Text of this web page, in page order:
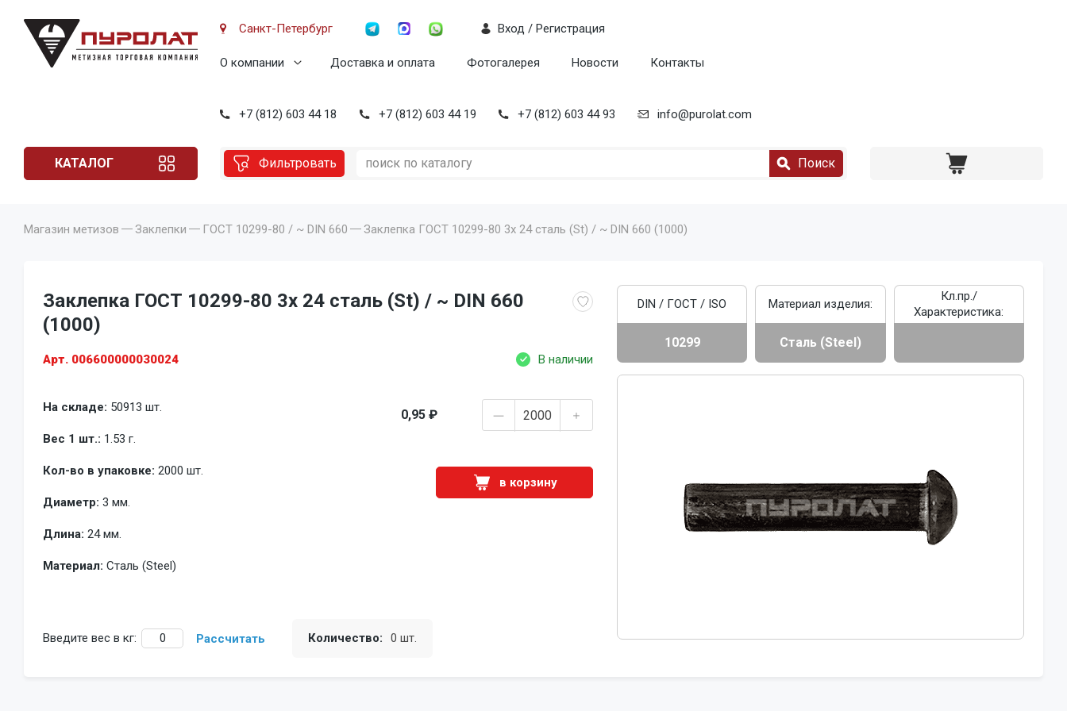
Санкт-Петербург
О компании Доставка и оплата Фотогалерея Новости Контакты
Вход / Регистрация
+7 (812) 603 44 18 +7 (812) 603 44 19 +7 (812) 603 44 93 info@purolat.com
КАТАЛОГ Фильтровать Поиск
Магазин метизов Заклепки ГОСТ 10299-80 / ~ DIN 660 Заклепка ГОСТ 10299-80 3x 24 сталь (St) / ~ DIN 660 (1000)
Заклепка ГОСТ 10299-80 3x 24 сталь (St) / ~ DIN 660
(1000)
Арт. 006600000030024 В наличии
На складе: 50913 шт.
Вес 1 шт.: 1.53 г.
Кол-во в упаковке: 2000 шт.
Диаметр: 3 мм.
Длина: 24 мм.
Материал: Сталь (Steel)
0,95 ₽
в корзину
Введите вес в кг: Рассчитать Количество: 0 шт.
DIN / ГОСТ / ISO
10299
Материал изделия:
Сталь (Steel)
Кл.пр./
Характеристика: